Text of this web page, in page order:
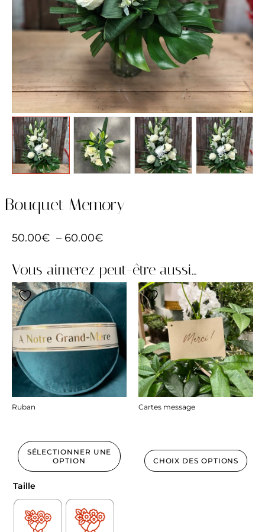
Bouquet Memory
50.00€ – 60.00€
Vous aimerez peut-être aussi…
Ruban
SÉLECTIONNER UNE
OPTION
Cartes message
CHOIX DES OPTIONS
Taille